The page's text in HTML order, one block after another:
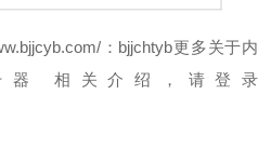
：bjjchtyb更多关于内
器 相关介绍，请登录